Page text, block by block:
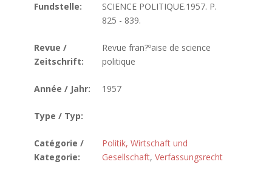
Fundstelle:
SCIENCE POLITIQUE.1957. P.
825 - 839.
Revue /
Zeitschrift:
Revue fran?ºaise de science
politique
Année / Jahr: 1957
Type / Typ:
Catégorie /
Kategorie:
Politik, Wirtschaft und
Gesellschaft, Verfassungsrecht